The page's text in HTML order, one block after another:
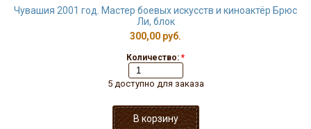
Чувашия 2001 год. Мастер боевых искусств и киноактёр Брюс
Ли, блок
300,00 руб.
Количество: *
5 доступно для заказа